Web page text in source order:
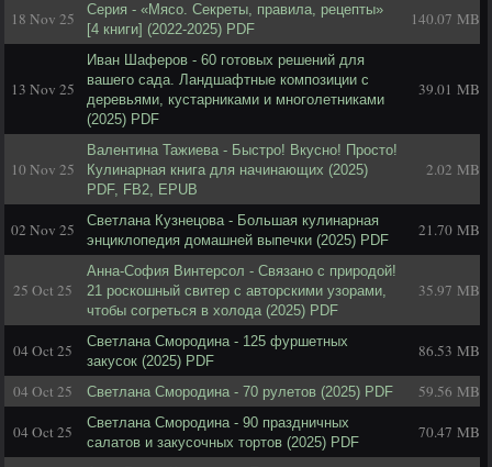
18 Nov 25
Серия - «Мясо. Секреты, правила, рецепты»
[4 книги] (2022-2025) PDF
140.07 MB
13 Nov 25
Иван Шаферов - 60 готовых решений для
вашего сада. Ландшафтные композиции с
деревьями, кустарниками и многолетниками
(2025) PDF
39.01 MB
10 Nov 25
Валентина Тажиева - Быстро! Вкусно! Просто!
Кулинарная книга для начинающих (2025)
PDF, FB2, EPUB
2.02 MB
02 Nov 25
Светлана Кузнецова - Большая кулинарная
энциклопедия домашней выпечки (2025) PDF
21.70 MB
25 Oct 25
Анна-София Винтерсол - Связано с природой!
21 роскошный свитер с авторскими узорами,
чтобы согреться в холода (2025) PDF
35.97 MB
04 Oct 25
Светлана Смородина - 125 фуршетных
закусок (2025) PDF
86.53 MB
04 Oct 25 Светлана Смородина - 70 рулетов (2025) PDF 59.56 MB
04 Oct 25
Светлана Смородина - 90 праздничных
салатов и закусочных тортов (2025) PDF
70.47 MB